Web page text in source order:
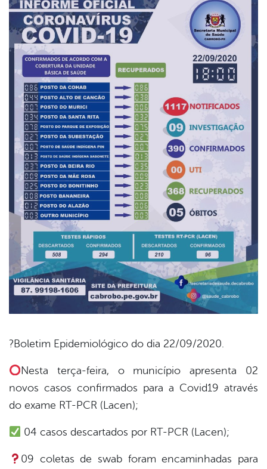
?Boletim Epidemiológico do dia 22/09/2020.
Nesta terça-feira, o município apresenta 02
novos casos confirmados para a Covid19 através
do exame RT-PCR (Lacen);
04 casos descartados por RT-PCR (Lacen);
09 coletas de swab foram encaminhadas para